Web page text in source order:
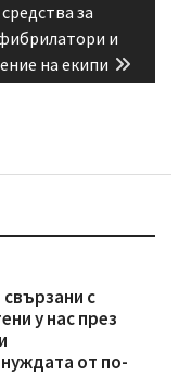
средства за
и
на екипи
с
у нас през
от по-